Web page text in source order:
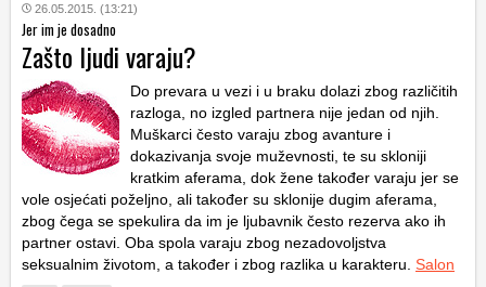
26.05.2015. (13:21)
Jer im je dosadno
Zašto ljudi varaju?
Do prevara u vezi i u braku dolazi zbog različitih
razloga, no izgled partnera nije jedan od njih.
Muškarci često varaju zbog avanture i
dokazivanja svoje muževnosti, te su skloniji
kratkim aferama, dok žene također varaju jer se
vole osjećati poželjno, ali također su sklonije dugim aferama,
zbog čega se spekulira da im je ljubavnik često rezerva ako ih
partner ostavi. Oba spola varaju zbog nezadovoljstva
seksualnim životom, a također i zbog razlika u karakteru. Salon